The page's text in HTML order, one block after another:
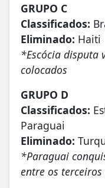
GRUPO C
Classificados:
Eliminado: Haiti
*Escócia disputa
colocados
GRUPO D
Classificados:
Paraguai
Eliminado:
*Paraguai
entre os terceiros